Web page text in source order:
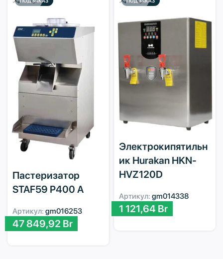
Пастеризатор
STAF59 P400 A
Артикул: gm016253
47 849,92 Br
Электрокипятильн
ик Hurakan HKN-
HVZ120D
Артикул: gm014338
1 121,64 Br